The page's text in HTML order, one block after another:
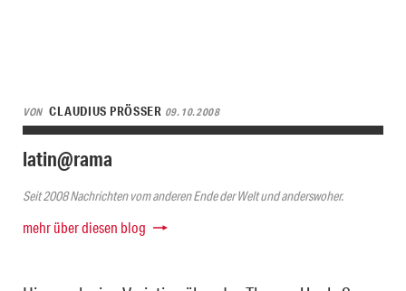
VON CLAUDIUS PRÖSSER 09.10.2008
latin@rama
Seit 2008 Nachrichten vom anderen Ende der Welt und anderswoher.
mehr über diesen blog